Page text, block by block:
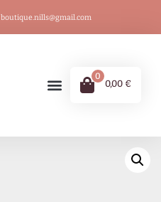
boutique.nills@gmail.com
0
0,00 €